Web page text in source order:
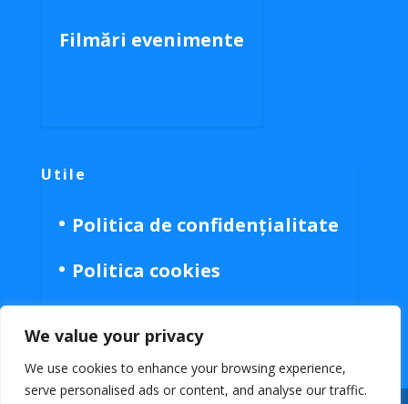
We value your privacy
We use cookies to enhance your browsing experience,
serve personalised ads or content, and analyse our traffic.
Filmări evenimente
Utile
Politica de confidențialitate
Politica cookies